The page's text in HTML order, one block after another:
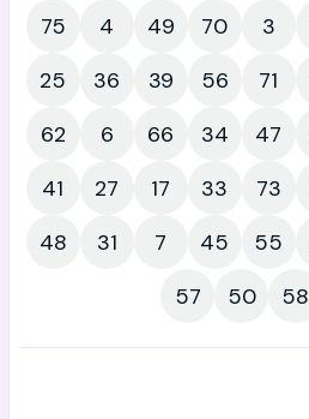
75 4 49 70 3
25
36 39 56 71
62
6 66 34 47
41
27 17 33 73
48
31 7 45 55
57
50 58